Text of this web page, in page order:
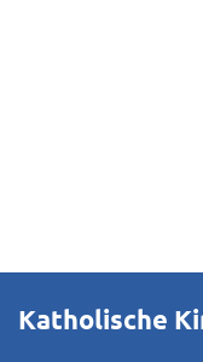
Katholische